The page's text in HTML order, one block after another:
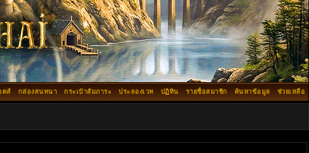
ช่วยเหลือ
ค้นหาข้อมูล
รายชื่อสมาชิก
ปฏิทิน
ประลองเวท
กระเป๋าสัมภาระ
กล่องสนทนา
ตส์